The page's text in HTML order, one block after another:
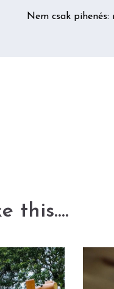
Nem csak
this....